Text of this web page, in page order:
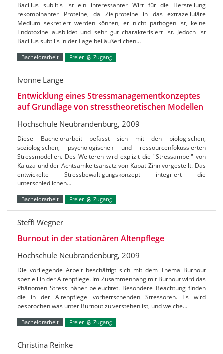
Bacillus subiltis ist ein interessanter Wirt für die Herstellung
rekombinanter Proteine, da Zielproteine in das extrazelluläre
Medium sekretiert werden können, er nicht pathogen ist, keine
Endotoxine ausbildet und sehr gut charakterisiert ist. Jedoch ist
Bacillus subtilis in der Lage bei äußerlichen…
Bachelorarbeit Freier Zugang
Ivonne Lange
Entwicklung eines Stressmanagementkonzeptes
auf Grundlage von stresstheoretischen Modellen
Hochschule Neubrandenburg, 2009
Diese Bachelorarbeit befasst sich mit den biologischen,
soziologischen, psychologischen und ressourcenfokussierten
Stressmodellen. Des Weiteren wird explizit die "Stressampel" von
Kaluza und der Achtsamkeitsansatz von Kabat-Zinn vorgestellt. Das
entwickelte Stressbewältigungskonzept integriert die
unterschiedlichen…
Bachelorarbeit Freier Zugang
Steffi Wegner
Burnout in der stationären Altenpflege
Hochschule Neubrandenburg, 2009
Die vorliegende Arbeit beschäftigt sich mit dem Thema Burnout
speziell in der Altenpflege. Im Zusammenhang mit Burnout wird das
Phänomen Stress näher beleuchtet. Besondere Beachtung finden
die in der Altenpflege vorherrschenden Stressoren. Es wird
besprochen was unter Burnout zu verstehen ist, und welche…
Bachelorarbeit Freier Zugang
Christina Reinke